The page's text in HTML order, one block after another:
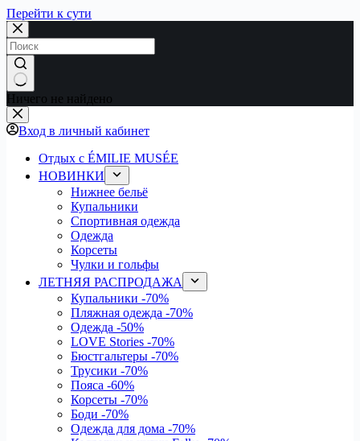
Перейти к сути
Ничего не найдено
Вход в личный кабинет
Отдых с ÉMILIE MUSÉE
НОВИНКИ
Нижнее бельё
Купальники
Спортивная одежда
Одежда
Корсеты
Чулки и гольфы
ЛЕТНЯЯ РАСПРОДАЖА
Купальники -70%
Пляжная одежда -70%
Одежда -50%
LOVE Stories -70%
Бюстгальтеры -70%
Трусики -70%
Пояса -60%
Корсеты -70%
Боди -70%
Одежда для дома -70%